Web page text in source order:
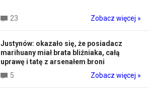
23 Zobacz więcej »
Justynów: okazało się, że posiadacz
marihuany miał brata bliźniaka, całą
uprawę i tatę z arsenałem broni
5
Zobacz więcej »